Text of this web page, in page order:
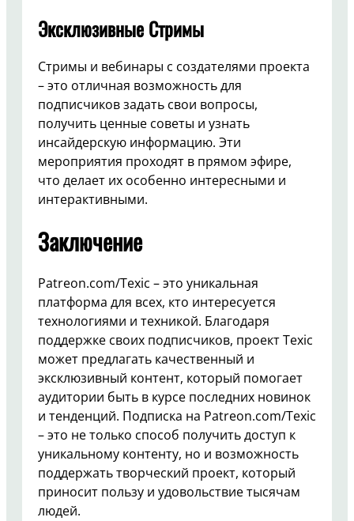
Эксклюзивные Стримы
Стримы и вебинары с создателями проекта
– это отличная возможность для
подписчиков задать свои вопросы,
получить ценные советы и узнать
инсайдерскую информацию. Эти
мероприятия проходят в прямом эфире,
что делает их особенно интересными и
интерактивными.
Заключение
Patreon.com/Texic – это уникальная
платформа для всех, кто интересуется
технологиями и техникой. Благодаря
поддержке своих подписчиков, проект Texic
может предлагать качественный и
эксклюзивный контент, который помогает
аудитории быть в курсе последних новинок
и тенденций. Подписка на Patreon.com/Texic
– это не только способ получить доступ к
уникальному контенту, но и возможность
поддержать творческий проект, который
приносит пользу и удовольствие тысячам
людей.